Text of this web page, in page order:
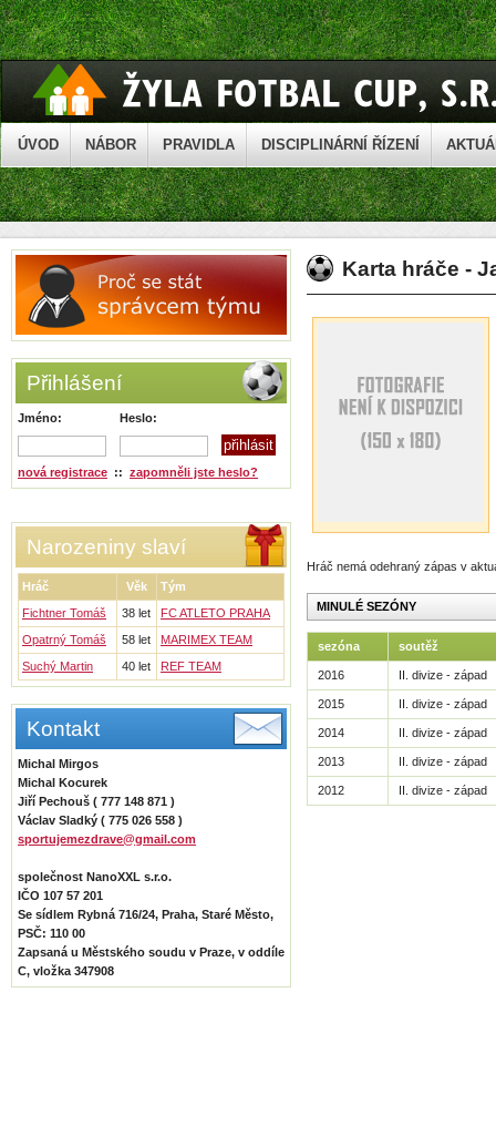
ÚVOD NÁBOR PRAVIDLA DISCIPLINÁRNÍ ŘÍZENÍ
Přihlášení
Jméno: Heslo:
nová registrace :: zapomněli jste heslo?
Narozeniny slaví
Hráč Věk
Tým
Fichtner Tomáš
38 let
FC ATLETO PRAHA
Opatrný Tomáš
58 let
MARIMEX TEAM
Suchý Martin
40 let REF TEAM
Kontakt
Michal Mirgos
Michal Kocurek
Jiří Pechouš ( 777 148 871 )
Václav Sladký ( 775 026 558 )
sportujemezdrave@gmail.com
společnost NanoXXL s.r.o.
IČO 107 57 201
Se sídlem Rybná 716/24, Praha, Staré Město,
PSČ: 110 00
Zapsaná u Městského soudu v Praze, v oddíle
C, vložka 347908
Karta hráče -
Hráč nemá odehraný zápas v
MINULÉ SEZÓNY
sezóna soutěž
2016 II. divize - západ
2015 II. divize - západ
2014 II. divize - západ
2013 II. divize - západ
2012 II. divize - západ